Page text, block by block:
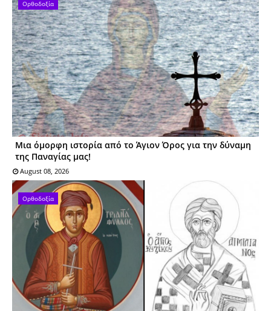
Ορθοδοξία
Μια όμορφη ιστορία από το Άγιον Όρος για την δύναμη
της Παναγίας μας!
August 08, 2026
Ορθοδοξία